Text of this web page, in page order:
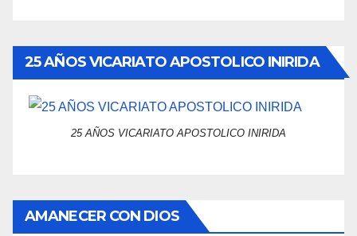
25 AÑOS VICARIATO APOSTOLICO INIRIDA
25 AÑOS VICARIATO APOSTOLICO INIRIDA
AMANECER CON DIOS